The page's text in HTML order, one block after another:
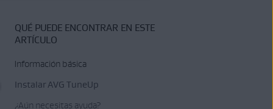
QUÉ PUEDE ENCONTRAR EN ESTE
ARTÍCULO
Información básica
Instalar AVG TuneUp
¿Aún necesitas ayuda?